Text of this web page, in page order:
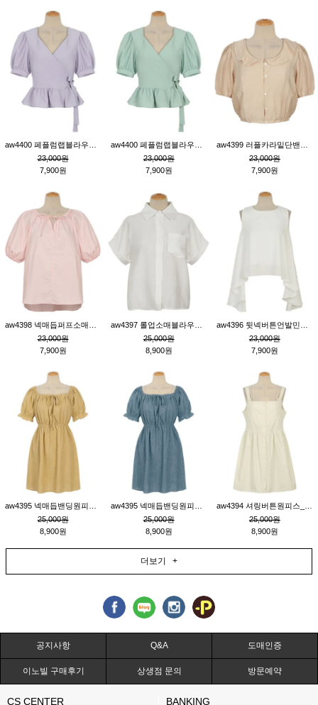
23,000원
7,900원
23,000원
7,900원
23,000원
7,900원
23,000원
7,900원
25,000원
8,900원
23,000원
7,900원
25,000원
8,900원
25,000원
8,900원
25,000원
8,900원
더보기 +
공지사항 Q&A 도매인증
이노빌 구매후기 상생점 문의 방문예약
CS CENTER BANKING